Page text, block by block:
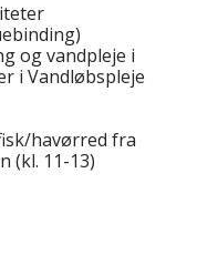
og vandpleje i
i Vandløbspleje
havørred fra
(kl. 11-13)